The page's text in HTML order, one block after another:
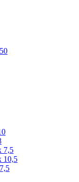
7,5
10,5